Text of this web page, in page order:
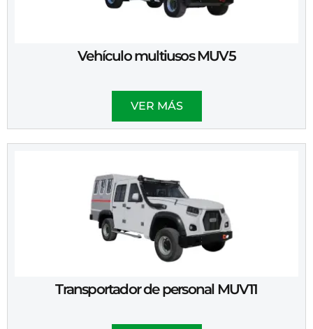
Vehículo multiusos MUV5
VER MÁS
Transportador de personal MUV11